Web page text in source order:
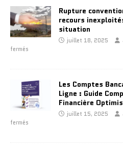
Rupture
recours
situation
juillet 18, 2025
fermés
Les Comptes
Ligne : Guide
Financière
juillet 15, 2025
fermés